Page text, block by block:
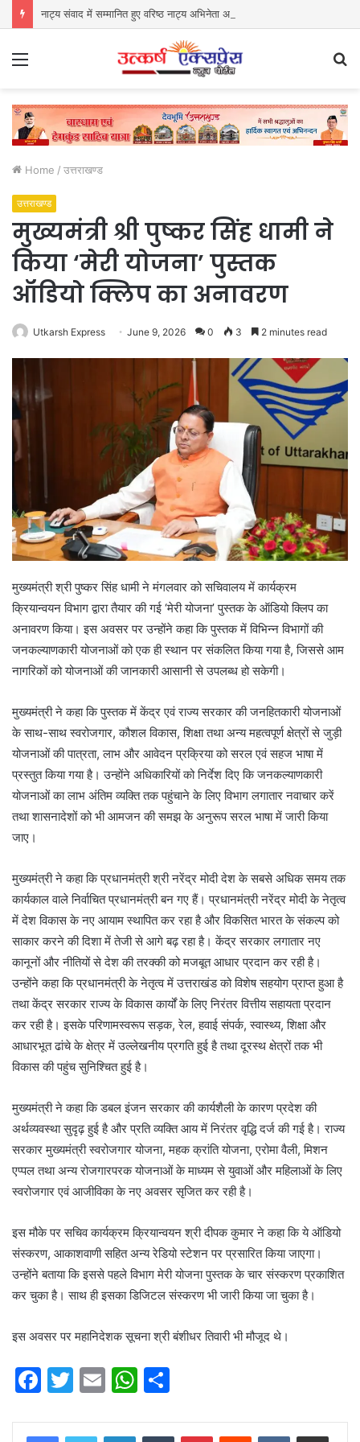
नाट्य संवाद में सम्मानित हुए वरिष्ठ नाट्य अभिनेता अरुण कुमार वर्मा
Home / उत्तराखण्ड
उत्तराखण्ड
मुख्यमंत्री श्री पुष्कर सिंह धामी ने
किया ‘मेरी योजना’ पुस्तक
ऑडियो क्लिप का अनावरण
Utkarsh Express June 9, 2026 0 3 2 minutes read
मुख्यमंत्री श्री पुष्कर सिंह धामी ने मंगलवार को सचिवालय में कार्यक्रम
क्रियान्वयन विभाग द्वारा तैयार की गई ‘मेरी योजना’ पुस्तक के ऑडियो क्लिप का
अनावरण किया। इस अवसर पर उन्होंने कहा कि पुस्तक में विभिन्न विभागों की
जनकल्याणकारी योजनाओं को एक ही स्थान पर संकलित किया गया है, जिससे आम
नागरिकों को योजनाओं की जानकारी आसानी से उपलब्ध हो सकेगी।
मुख्यमंत्री ने कहा कि पुस्तक में केंद्र एवं राज्य सरकार की जनहितकारी योजनाओं
के साथ-साथ स्वरोजगार, कौशल विकास, शिक्षा तथा अन्य महत्वपूर्ण क्षेत्रों से जुड़ी
योजनाओं की पात्रता, लाभ और आवेदन प्रक्रिया को सरल एवं सहज भाषा में
प्रस्तुत किया गया है। उन्होंने अधिकारियों को निर्देश दिए कि जनकल्याणकारी
योजनाओं का लाभ अंतिम व्यक्ति तक पहुंचाने के लिए विभाग लगातार नवाचार करें
तथा शासनादेशों को भी आमजन की समझ के अनुरूप सरल भाषा में जारी किया
जाए।
मुख्यमंत्री ने कहा कि प्रधानमंत्री श्री नरेंद्र मोदी देश के सबसे अधिक समय तक
कार्यकाल वाले निर्वाचित प्रधानमंत्री बन गए हैं। प्रधानमंत्री नरेंद्र मोदी के नेतृत्व
में देश विकास के नए आयाम स्थापित कर रहा है और विकसित भारत के संकल्प को
साकार करने की दिशा में तेजी से आगे बढ़ रहा है। केंद्र सरकार लगातार नए
कानूनों और नीतियों से देश की तरक्की को मजबूत आधार प्रदान कर रही है।
उन्होंने कहा कि प्रधानमंत्री के नेतृत्व में उत्तराखंड को विशेष सहयोग प्राप्त हुआ है
तथा केंद्र सरकार राज्य के विकास कार्यों के लिए निरंतर वित्तीय सहायता प्रदान
कर रही है। इसके परिणामस्वरूप सड़क, रेल, हवाई संपर्क, स्वास्थ्य, शिक्षा और
आधारभूत ढांचे के क्षेत्र में उल्लेखनीय प्रगति हुई है तथा दूरस्थ क्षेत्रों तक भी
विकास की पहुंच सुनिश्चित हुई है।
मुख्यमंत्री ने कहा कि डबल इंजन सरकार की कार्यशैली के कारण प्रदेश की
अर्थव्यवस्था सुदृढ़ हुई है और प्रति व्यक्ति आय में निरंतर वृद्धि दर्ज की गई है। राज्य
सरकार मुख्यमंत्री स्वरोजगार योजना, महक क्रांति योजना, एरोमा वैली, मिशन
एप्पल तथा अन्य रोजगारपरक योजनाओं के माध्यम से युवाओं और महिलाओं के लिए
स्वरोजगार एवं आजीविका के नए अवसर सृजित कर रही है।
इस मौके पर सचिव कार्यक्रम क्रियान्वयन श्री दीपक कुमार ने कहा कि ये ऑडियो
संस्करण, आकाशवाणी सहित अन्य रेडियो स्टेशन पर प्रसारित किया जाएगा।
उन्होंने बताया कि इससे पहले विभाग मेरी योजना पुस्तक के चार संस्करण प्रकाशित
कर चुका है। साथ ही इसका डिजिटल संस्करण भी जारी किया जा चुका है।
इस अवसर पर महानिदेशक सूचना श्री बंशीधर तिवारी भी मौजूद थे।
F
c
T
itt
E
ai
W
at ar